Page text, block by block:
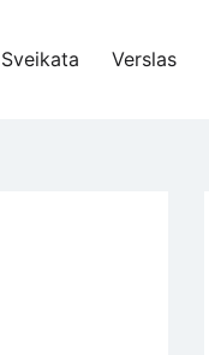
Sveikata Verslas